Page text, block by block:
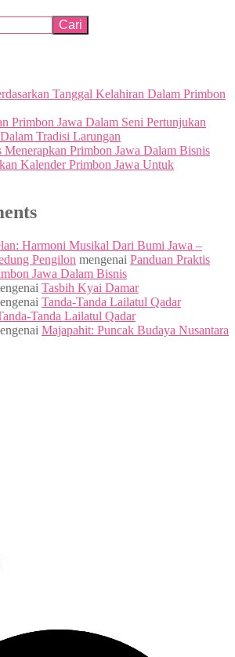
Cari
Tanggal Kelahiran Dalam Primbon
Primbon Jawa Dalam Seni Pertunjukan
Tradisi Larungan
Menerapkan Primbon Jawa Dalam Bisnis
Kalender Primbon Jawa Untuk
Harmoni Musikal Dari Bumi Jawa –
Pengilon mengenai Panduan Praktis
Jawa Dalam Bisnis
Tasbih Kyai Damar
Tanda-Tanda Lailatul Qadar
Tanda Lailatul Qadar
Majapahit: Puncak Budaya Nusantara